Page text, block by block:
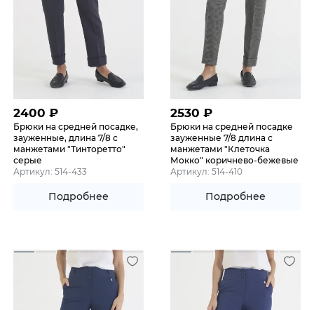
2400 ₽
Брюки на средней посадке,
зауженные, длина 7/8 с
манжетами "Тинторетто"
серые
Артикул: 514-433
Подробнее
2530 ₽
Брюки на средней посадке
зауженные 7/8 длина с
манжетами "Клеточка
Мокко" коричнево-бежевые
Артикул: 514-410
Подробнее